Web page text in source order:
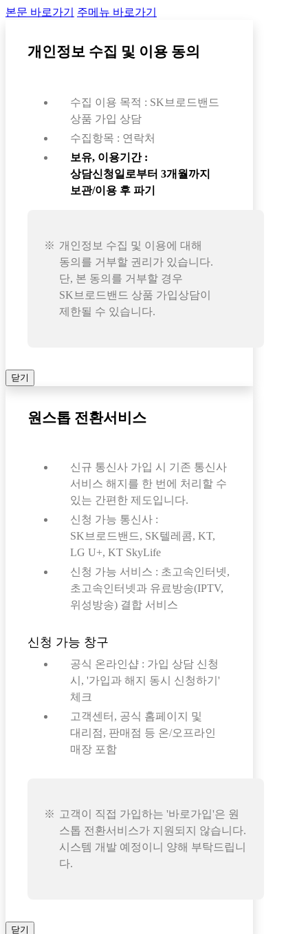
본문 바로가기 주메뉴 바로가기
개인정보 수집 및 이용 동의
수집 이용 목적 : SK브로드밴드
상품 가입 상담
수집항목 : 연락처
보유, 이용기간 :
상담신청일로부터 3개월까지
보관/이용 후 파기
개인정보 수집 및 이용에 대해
동의를 거부할 권리가 있습니다.
단, 본 동의를 거부할 경우
SK브로드밴드 상품 가입상담이
제한될 수 있습니다.
닫기
원스톱 전환서비스
신규 통신사 가입 시 기존 통신사
서비스 해지를 한 번에 처리할 수
있는 간편한 제도입니다.
신청 가능 통신사 :
SK브로드밴드, SK텔레콤, KT,
LG U+, KT SkyLife
신청 가능 서비스 : 초고속인터넷,
초고속인터넷과 유료방송(IPTV,
위성방송) 결합 서비스
신청 가능 창구
공식 온라인샵 : 가입 상담 신청
시, '가입과 해지 동시 신청하기'
체크
고객센터, 공식 홈페이지 및
대리점, 판매점 등 온/오프라인
매장 포함
고객이 직접 가입하는 '바로가입'은 원
스톱 전환서비스가 지원되지 않습니다.
시스템 개발 예정이니 양해 부탁드립니
다.
닫기